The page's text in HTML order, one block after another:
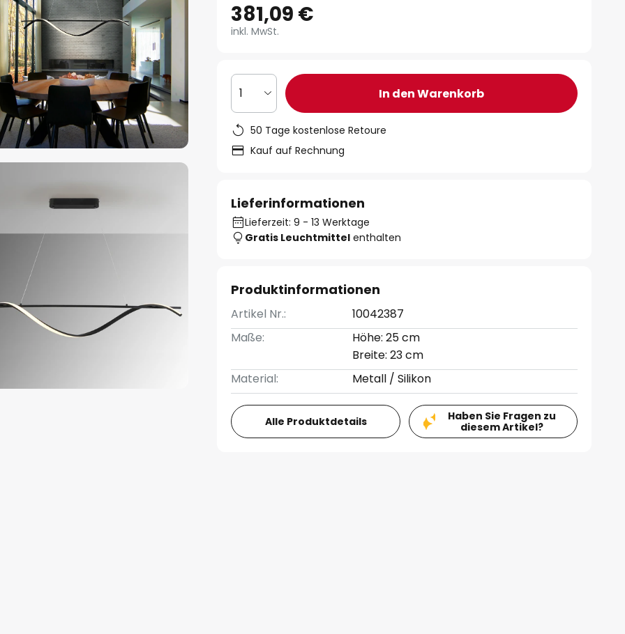
381,09 €
inkl. MwSt.
1 In den Warenkorb
50 Tage kostenlose Retoure
Kauf auf Rechnung
Lieferinformationen
Lieferzeit: 9 - 13 Werktage
Gratis Leuchtmittel enthalten
Produktinformationen
Artikel Nr.:
10042387
Maße:
Höhe: 25 cm
Breite: 23 cm
Material:
Metall / Silikon
Alle Produktdetails
Haben Sie Fragen zu
diesem Artikel?